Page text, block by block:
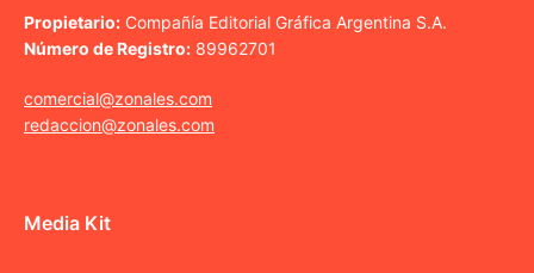
Propietario: Compañía Editorial Gráfica Argentina S.A.
Número de Registro: 89962701
comercial@zonales.com
redaccion@zonales.com
Media Kit